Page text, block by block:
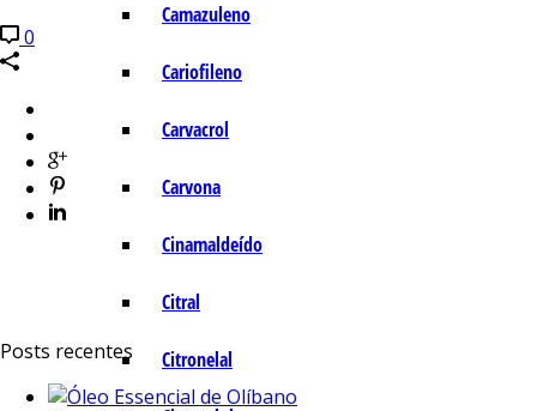
Camazuleno
Cariofileno
Carvacrol
Carvona
Cinamaldeído
Citral
Citronelal
0
Posts recentes